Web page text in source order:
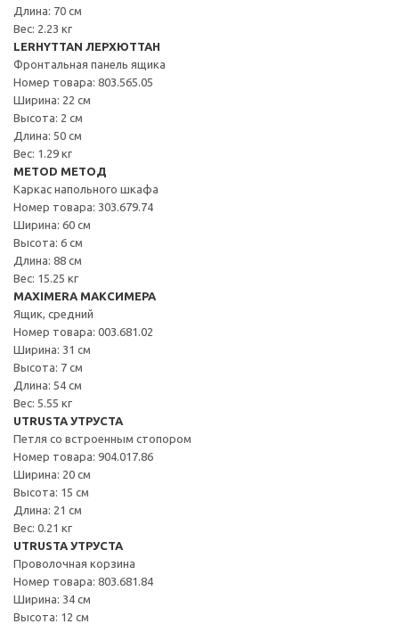
Длина: 70 см
Вес: 2.23 кг
LERHYTTAN ЛЕРХЮТТАН
Фронтальная панель ящика
Номер товара: 803.565.05
Ширина: 22 см
Высота: 2 см
Длина: 50 см
Вес: 1.29 кг
METOD МЕТОД
Каркас напольного шкафа
Номер товара: 303.679.74
Ширина: 60 см
Высота: 6 см
Длина: 88 см
Вес: 15.25 кг
MAXIMERA МАКСИМЕРА
Ящик, средний
Номер товара: 003.681.02
Ширина: 31 см
Высота: 7 см
Длина: 54 см
Вес: 5.55 кг
UTRUSTA УТРУСТА
Петля со встроенным стопором
Номер товара: 904.017.86
Ширина: 20 см
Высота: 15 см
Длина: 21 см
Вес: 0.21 кг
UTRUSTA УТРУСТА
Проволочная корзина
Номер товара: 803.681.84
Ширина: 34 см
Высота: 12 см